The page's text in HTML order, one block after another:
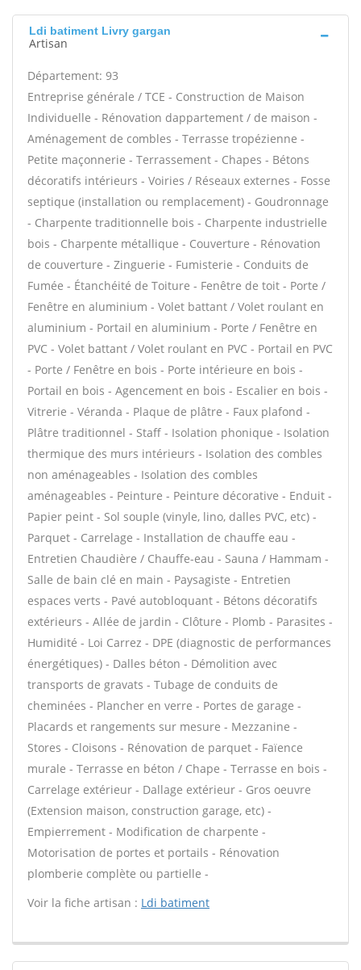
Ldi batiment Livry gargan
Artisan
Département: 93
Entreprise générale / TCE - Construction de Maison
Individuelle - Rénovation dappartement / de maison -
Aménagement de combles - Terrasse tropézienne -
Petite maçonnerie - Terrassement - Chapes - Bétons
décoratifs intérieurs - Voiries / Réseaux externes - Fosse
septique (installation ou remplacement) - Goudronnage
- Charpente traditionnelle bois - Charpente industrielle
bois - Charpente métallique - Couverture - Rénovation
de couverture - Zinguerie - Fumisterie - Conduits de
Fumée - Étanchéité de Toiture - Fenêtre de toit - Porte /
Fenêtre en aluminium - Volet battant / Volet roulant en
aluminium - Portail en aluminium - Porte / Fenêtre en
PVC - Volet battant / Volet roulant en PVC - Portail en PVC
- Porte / Fenêtre en bois - Porte intérieure en bois -
Portail en bois - Agencement en bois - Escalier en bois -
Vitrerie - Véranda - Plaque de plâtre - Faux plafond -
Plâtre traditionnel - Staff - Isolation phonique - Isolation
thermique des murs intérieurs - Isolation des combles
non aménageables - Isolation des combles
aménageables - Peinture - Peinture décorative - Enduit -
Papier peint - Sol souple (vinyle, lino, dalles PVC, etc) -
Parquet - Carrelage - Installation de chauffe eau -
Entretien Chaudière / Chauffe-eau - Sauna / Hammam -
Salle de bain clé en main - Paysagiste - Entretien
espaces verts - Pavé autobloquant - Bétons décoratifs
extérieurs - Allée de jardin - Clôture - Plomb - Parasites -
Humidité - Loi Carrez - DPE (diagnostic de performances
énergétiques) - Dalles béton - Démolition avec
transports de gravats - Tubage de conduits de
cheminées - Plancher en verre - Portes de garage -
Placards et rangements sur mesure - Mezzanine -
Stores - Cloisons - Rénovation de parquet - Faïence
murale - Terrasse en béton / Chape - Terrasse en bois -
Carrelage extérieur - Dallage extérieur - Gros oeuvre
(Extension maison, construction garage, etc) -
Empierrement - Modification de charpente -
Motorisation de portes et portails - Rénovation
plomberie complète ou partielle -
Voir la fiche artisan : Ldi batiment